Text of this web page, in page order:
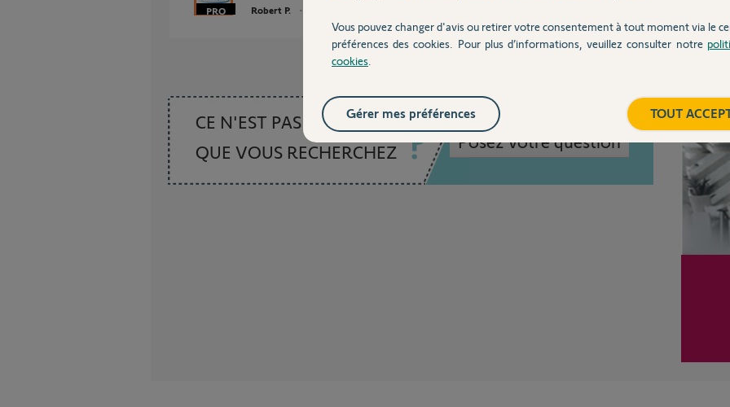
Robert P.
CE N'EST PAS CE
QUE VOUS RECHERCHEZ
Posez votre question
Vous pouvez changer d'avis ou retirer votre consentement à tout moment via le
préférences des cookies. Pour plus d’informations, veuillez consulter notre
cookies
TOUT
Gérer mes préférences